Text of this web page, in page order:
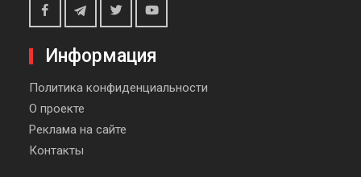
Telegram
Информация
Политика конфиденциальности
О проекте
Реклама на сайте
Контакты